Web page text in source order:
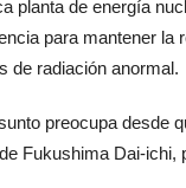
planta de energía
para mantener la
de radiación anormal.
preocupa desde
Fukushima Dai-ichi,